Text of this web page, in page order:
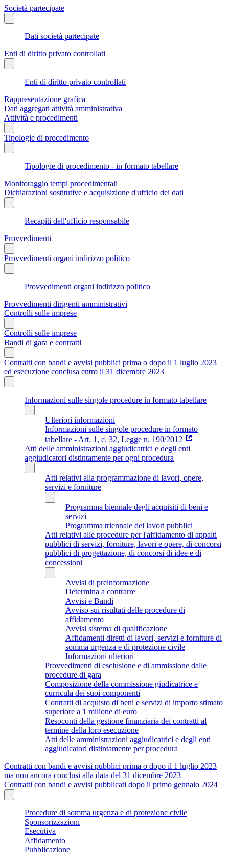
Società partecipate
Dati società partecipate
Enti di diritto privato controllati
Enti di diritto privato controllati
Rappresentazione grafica
Dati aggregati attività amministrativa
Attività e procedimenti
Tipologie di procedimento
Tipologie di procedimento - in formato tabellare
Monitoraggio tempi procedimentali
Dichiarazioni sostitutive e acquisizione d'ufficio dei dati
Recapiti dell'ufficio responsabile
Provvedimenti
Provvedimenti organi indirizzo politico
Provvedimenti organi indirizzo politico
Provvedimenti dirigenti amministrativi
Controlli sulle imprese
Controlli sulle imprese
Bandi di gara e contratti
Contratti con bandi e avvisi pubblici prima o dopo il 1 luglio 2023
ed esecuzione conclusa entro il 31 dicembre 2023
Informazioni sulle singole procedure in formato tabellare
Ulteriori informazioni
Informazioni sulle singole procedure in formato
tabellare - Art. 1, c. 32, Legge n. 190/2012
Atti delle amministrazioni aggiudicatrici e degli enti
aggiudicatori distintamente per ogni procedura
Atti relativi alla programmazione di lavori, opere,
servizi e forniture
Programma biennale degli acquisiti di beni e
servizi
Programma triennale dei lavori pubblici
Atti relativi alle procedure per l'affidamento di appalti
pubblici di servizi, forniture, lavori e opere, di concorsi
pubblici di progettazione, di concorsi di idee e di
concessioni
Avvisi di preinformazione
Determina a contrarre
Avvisi e Bandi
Avviso sui risultati delle procedure di
affidamento
Avvisi sistema di qualificazione
Affidamenti diretti di lavori, servizi e forniture di
somma urgenza e di protezione civile
Informazioni ulteriori
Provvedimenti di esclusione e di ammissione dalle
procedure di gara
Composizione della commissione giudicatrice e
curricula dei suoi componenti
Contratti di acquisto di beni e servizi di importo stimato
superiore a 1 milione di euro
Resoconti della gestione finanziaria dei contratti al
termine della loro esecuzione
Atti delle amministrazioni aggiudicatrici e degli enti
aggiudicatori distintamente per procedura
Contratti con bandi e avvisi pubblici prima o dopo il 1 luglio 2023
ma non ancora conclusi alla data del 31 dicembre 2023
Contratti con bandi e avvisi pubblicati dopo il primo gennaio 2024
Procedure di somma urgenza e di protezione civile
Sponsorizzazioni
Esecutiva
Affidamento
Pubblicazione